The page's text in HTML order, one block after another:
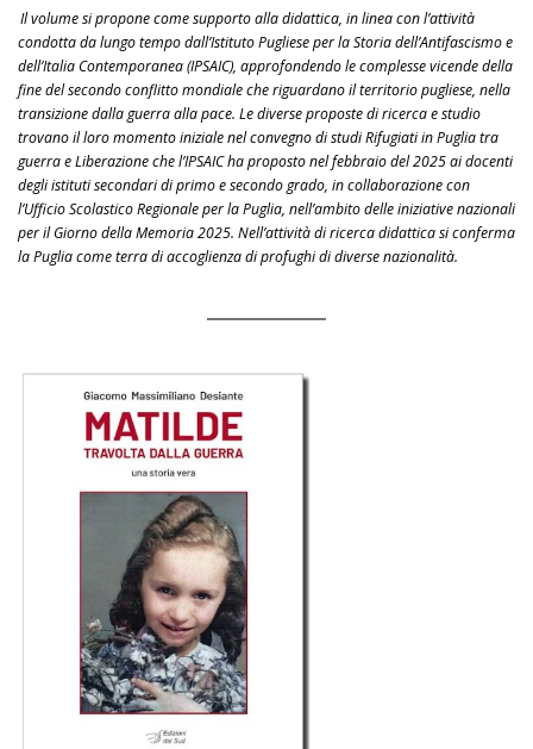
Il volume si propone come supporto alla didattica, in linea con l’attività
condotta da lungo tempo dall’Istituto Pugliese per la Storia dell’Antifascismo e
dell’Italia Contemporanea (IPSAIC), approfondendo le complesse vicende della
fine del secondo conflitto mondiale che riguardano il territorio pugliese, nella
transizione dalla guerra alla pace. Le diverse proposte di ricerca e studio
trovano il loro momento iniziale nel convegno di studi Rifugiati in Puglia tra
guerra e Liberazione che l’IPSAIC ha proposto nel febbraio del 2025 ai docenti
degli istituti secondari di primo e secondo grado, in collaborazione con
l’Ufficio Scolastico Regionale per la Puglia, nell’ambito delle iniziative nazionali
per il Giorno della Memoria 2025. Nell’attività di ricerca didattica si conferma
la Puglia come terra di accoglienza di profughi di diverse nazionalità.